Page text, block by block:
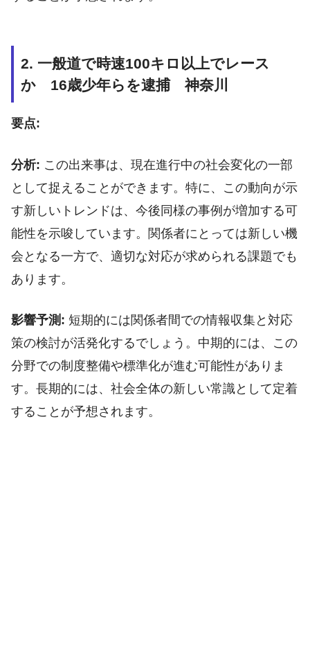
2. 一般道で時速100キロ以上でレース
か 16歳少年らを逮捕 神奈川
要点:
分析: この出来事は、現在進行中の社会変化の一部
として捉えることができます。特に、この動向が示
す新しいトレンドは、今後同様の事例が増加する可
能性を示唆しています。関係者にとっては新しい機
会となる一方で、適切な対応が求められる課題でも
あります。
影響予測: 短期的には関係者間での情報収集と対応
策の検討が活発化するでしょう。中期的には、この
分野での制度整備や標準化が進む可能性がありま
す。長期的には、社会全体の新しい常識として定着
することが予想されます。